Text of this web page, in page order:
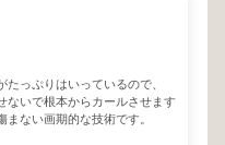
たっぷりはいっているので、
ないで根本からカールさせます
まない画期的な技術です。